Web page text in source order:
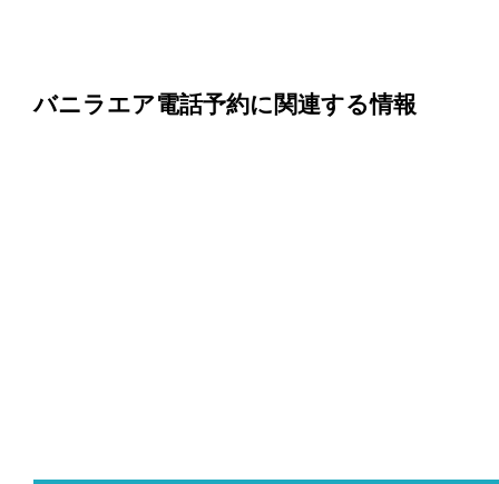
バニラエア電話予約に関連する情報